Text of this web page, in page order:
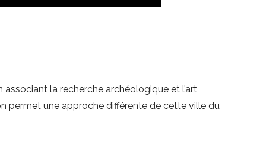
la recherche archéologique et l’art
permet une approche différente de cette ville du